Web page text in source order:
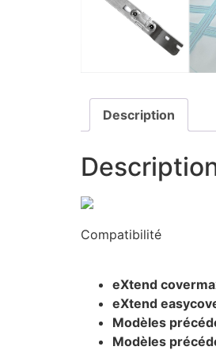
Description
Compatibilité
eXtend
eXtend
Modèles
Modèles